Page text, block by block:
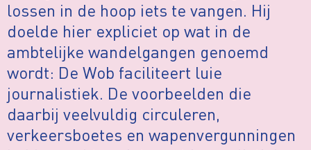
lossen in de hoop iets te vangen. Hij
doelde hier expliciet op wat in de
ambtelijke wandelgangen genoemd
wordt: De Wob faciliteert luie
journalistiek. De voorbeelden die
daarbij veelvuldig circuleren,
verkeersboetes en wapenvergunningen